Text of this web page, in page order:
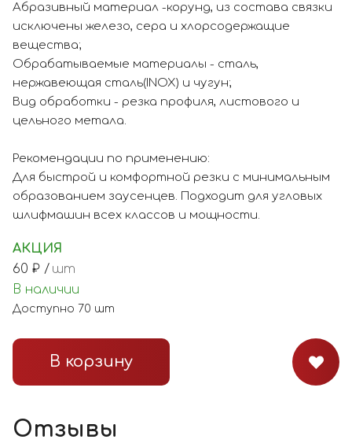
Абразивный материал -корунд, из состава связки
исключены железо, сера и хлорсодержащие
вещества;
Обрабатываемые материалы - сталь,
нержавеющая сталь(INOX) и чугун;
Вид обработки - резка профиля, листового и
цельного метала.
Рекомендации по применению:
Для быстрой и комфортной резки с минимальным
образованием заусенцев. Подходит для угловых
шлифмашин всех классов и мощности.
АКЦИЯ
60 ₽ / шт
В наличии
Доступно 70 шт
В корзину
Отзывы